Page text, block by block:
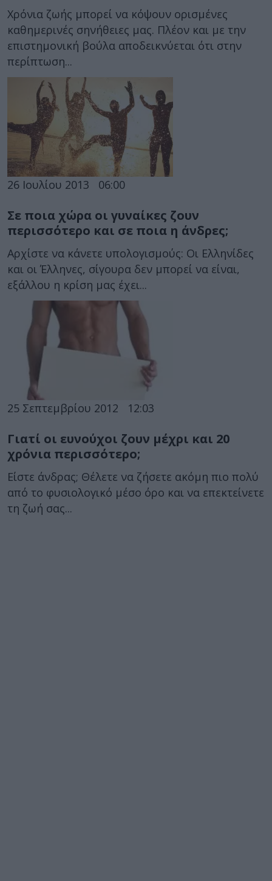
Χρόνια ζωής μπορεί να κόψουν ορισμένες
καθημερινές σηνήθειες μας. Πλέον και με την
επιστημονική βούλα αποδεικνύεται ότι στην
περίπτωση...
26 Ιουλίου 2013 06:00
Σε ποια χώρα οι γυναίκες ζουν
περισσότερο και σε ποια η άνδρες;
Αρχίστε να κάνετε υπολογισμούς: Οι Ελληνίδες
και οι Έλληνες, σίγουρα δεν μπορεί να είναι,
εξάλλου η κρίση μας έχει...
25 Σεπτεμβρίου 2012 12:03
Γιατί οι ευνούχοι ζουν μέχρι και 20
χρόνια περισσότερο;
Είστε άνδρας; Θέλετε να ζήσετε ακόμη πιο πολύ
από το φυσιολογικό μέσο όρο και να επεκτείνετε
τη ζωή σας...